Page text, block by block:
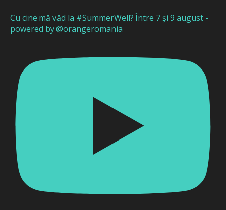
Cu cine mă văd la #SummerWell? Între 7 și 9 august -
powered by @orangeromania